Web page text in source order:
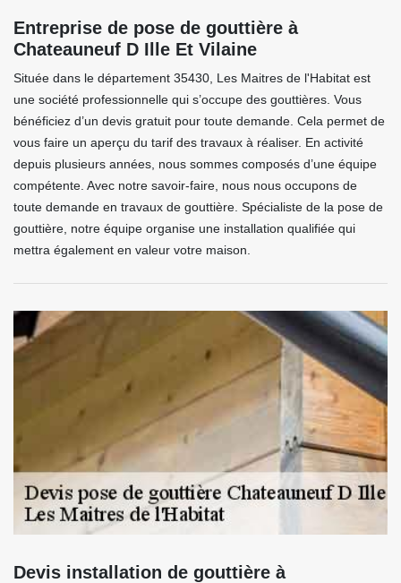
Entreprise de pose de gouttière à
Chateauneuf D Ille Et Vilaine
Située dans le département 35430, Les Maitres de l'Habitat est
une société professionnelle qui s’occupe des gouttières. Vous
bénéficiez d’un devis gratuit pour toute demande. Cela permet de
vous faire un aperçu du tarif des travaux à réaliser. En activité
depuis plusieurs années, nous sommes composés d’une équipe
compétente. Avec notre savoir-faire, nous nous occupons de
toute demande en travaux de gouttière. Spécialiste de la pose de
gouttière, notre équipe organise une installation qualifiée qui
mettra également en valeur votre maison.
Devis installation de gouttière à